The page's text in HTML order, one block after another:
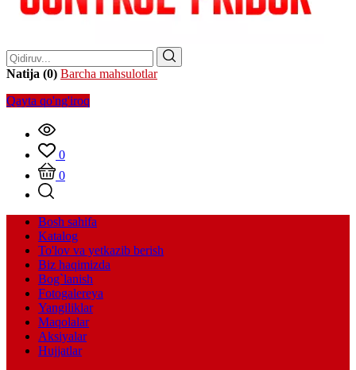
Natija (0) Barcha mahsulotlar
Qayta qo'ng'iroq
0
0
Bosh sahifa
Katalog
To'lov va yetkazib berish
Biz haqimizda
Bog`lanish
Fotogalereya
Yangiliklar
Maqolalar
Aksiyalar
Hujjatlar